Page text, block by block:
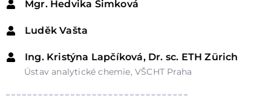
Mgr. Hedvika Šimková
Luděk Vašta
Ing. Kristýna Lapčíková, Dr. sc. ETH Zürich
Ústav analytické chemie, VŠCHT Praha